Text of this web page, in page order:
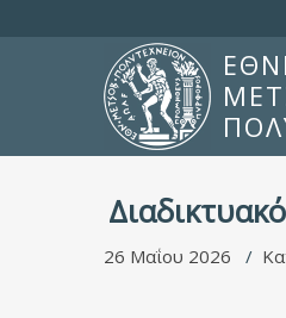
26 Μαΐου 2026